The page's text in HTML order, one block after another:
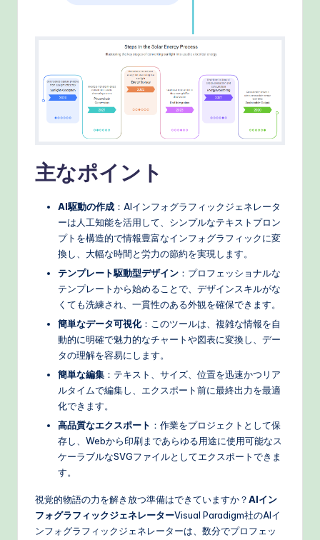
主なポイント
AI駆動の作成 ：AIインフォグラフィックジェネレータ
ーは人工知能を活用して、シンプルなテキストプロン
プトを構造的で情報豊富なインフォグラフィックに変
換し、大幅な時間と労力の節約を実現します。
テンプレート駆動型デザイン ：プロフェッショナルな
テンプレートから始めることで、デザインスキルがな
くても洗練され、一貫性のある外観を確保できます。
簡単なデータ可視化：このツールは、複雑な情報を自
動的に明確で魅力的なチャートや図表に変換し、デー
タの理解を容易にします。
簡単な編集 ：テキスト、サイズ、位置を迅速かつリア
ルタイムで編集し、エクスポート前に最終出力を最適
化できます。
高品質なエクスポート ：作業をプロジェクトとして保
存し、Webから印刷まであらゆる用途に使用可能なス
ケーラブルなSVGファイルとしてエクスポートできま
す。
視覚的物語の力を解き放つ準備はできていますか？AIイン
フォグラフィックジェネレーターVisual Paradigm社のAIイ
ンフォグラフィックジェネレーターは、数分でプロフェッ